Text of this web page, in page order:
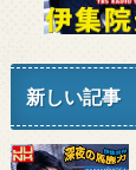
新しい記事